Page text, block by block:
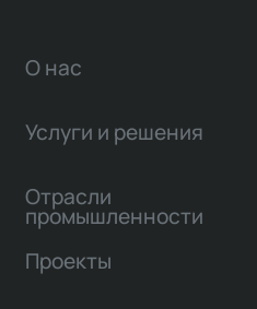
О нас
Услуги и решения
Отрасли
промышленности
Проекты